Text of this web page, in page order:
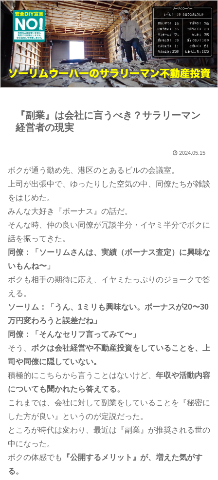
『副業』は会社に言うべき？サラリーマン
経営者の現実
2024.05.15
​​​​​​​ボクが通う勤め先、港区のとあるビルの会議室。
上司が出張中で、ゆったりした空気の中、同僚たちが雑談
をはじめた。
みんな大好き『ボーナス』の話だ。
そんな時、仲の良い同僚が冗談半分・イヤミ半分でボクに
話を振ってきた。
同僚：「ソーリムさんは、実績（ボーナス査定）に興味な
いもんね〜」
ボクも相手の期待に応え、イヤミたっぷりのジョークで答
える。
ソーリム：「うん、1ミリも興味ない。ボーナスが20〜30
万円変わろうと誤差だね」
同僚：「そんなセリフ言ってみて〜」
そう、 ボクは会社経営や不動産投資をしていることを、上
司や同僚に隠していない。
積極的にこちらから言うことはないけど、 年収や活動内容
についても聞かれたら答えてる。
これまでは、会社に対して副業をしていることを『秘密に
した方が良い』というのが定説だった。
ところが時代は変わり、最近は『副業』が推奨される世の
中になった。
ボクの体感でも
『公開するメリット』が、増えた気がす
る。